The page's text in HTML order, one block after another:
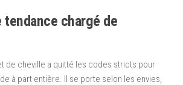
tendance chargé de
de cheville a quitté les codes stricts pour
à part entière. Il se porte selon les envies,